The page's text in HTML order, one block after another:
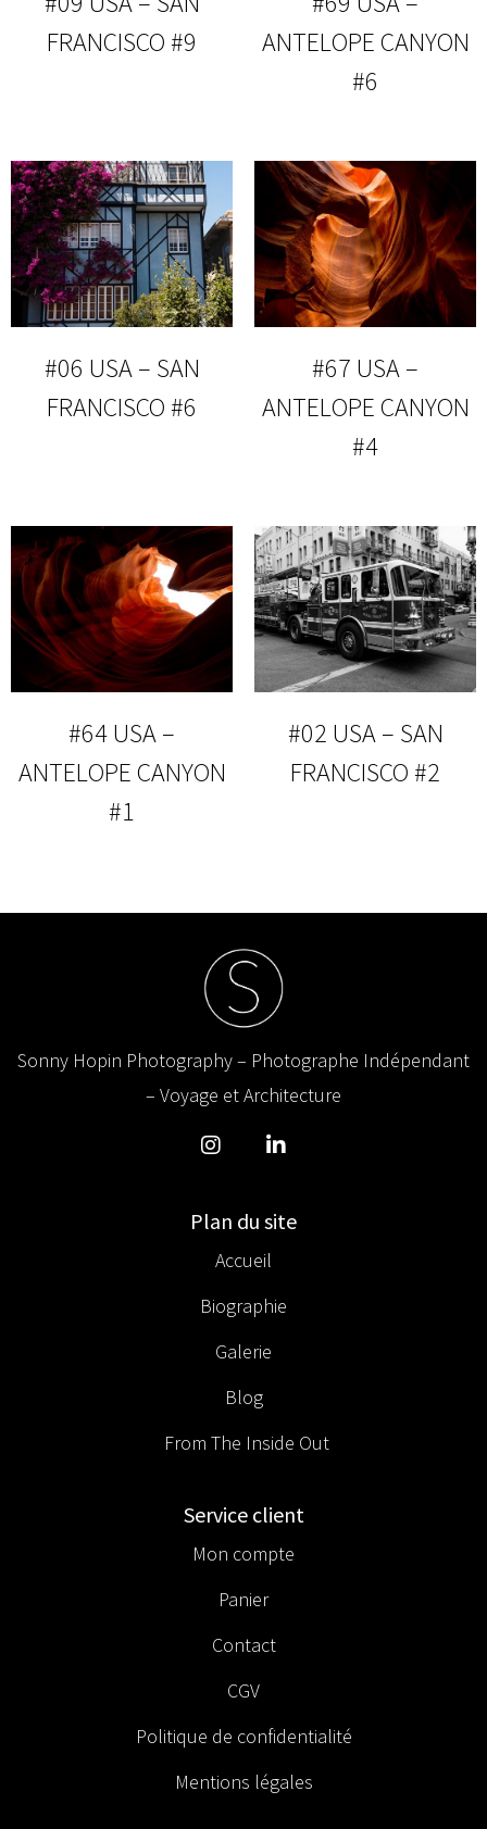
FRANCISCO #9
ANTELOPE CANYON
#6
#06 USA – SAN
FRANCISCO #6
#67 USA –
ANTELOPE CANYON
#4
#64 USA –
ANTELOPE CANYON
#1
#02 USA – SAN
FRANCISCO #2
Sonny Hopin Photography – Photographe Indépendant
– Voyage et Architecture
Plan du site
Accueil
Biographie
Galerie
Blog
From The Inside Out
Service client
Mon compte
Panier
Contact
CGV
Politique de confidentialité
Mentions légales